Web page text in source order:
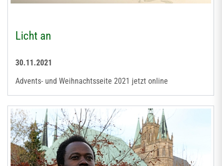
Licht an
30.11.2021
Advents- und Weihnachtsseite 2021 jetzt online